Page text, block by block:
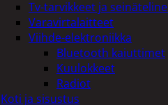
Tv-tarvikkeet ja
Varavirtalaitteet
Viihde-elektroniikka
Bluetooth kaiuttimet
Kuulokkeet
Radiot
Koti ja sisustus